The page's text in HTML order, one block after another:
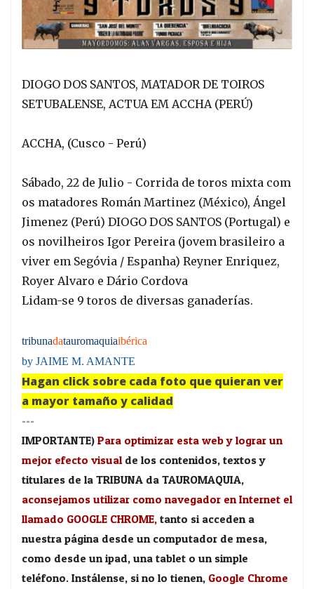
DIOGO DOS SANTOS, MATADOR DE TOIROS
SETUBALENSE, ACTUA EM ACCHA (PERÚ)
ACCHA, (Cusco - Perú)
Sábado, 22 de Julio - Corrida de toros mixta com
os matadores Román Martinez (México), Ángel
Jimenez (Perú) DIOGO DOS SANTOS (Portugal) e
os novilheiros Igor Pereira (jovem brasileiro a
viver em Segóvia / Espanha) Reyner Enriquez,
Royer Alvaro e Dário Cordova
Lidam-se 9 toros de diversas ganaderías.
tribunadatauromaquiaibérica
by JAIME M. AMANTE
Hagan click sobre cada foto que quieran ver
a mayor tamaño y calidad
---
IMPORTANTE) Para optimizar esta web y lograr un
mejor efecto visual de los contenidos, textos y
titulares de la TRIBUNA da TAUROMAQUIA,
aconsejamos utilizar como navegador en Internet el
llamado GOOGLE CHROME, tanto si acceden a
nuestra página desde un computador de mesa,
como desde un ipad, una tablet o un simple
teléfono. Instálense, si no lo tienen, Google Chrome